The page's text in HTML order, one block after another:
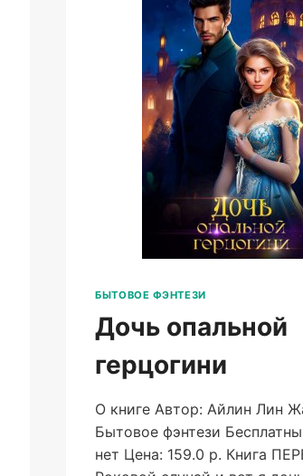
БЫТОВОЕ ФЭНТЕЗИ
Дочь опальной
герцогини
О книге Автор: Айлин Лин
Бытовое фэнтези
нет Цена: 159.0 р. Книга